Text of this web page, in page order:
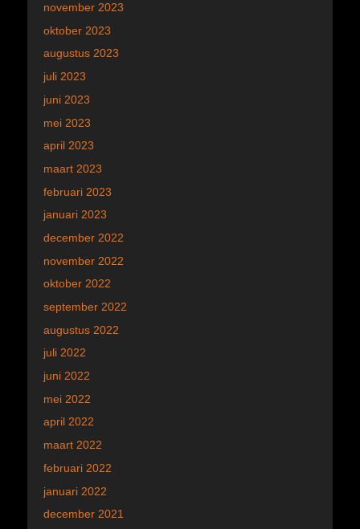
november 2023
oktober 2023
augustus 2023
juli 2023
juni 2023
mei 2023
april 2023
maart 2023
februari 2023
januari 2023
december 2022
november 2022
oktober 2022
september 2022
augustus 2022
juli 2022
juni 2022
mei 2022
april 2022
maart 2022
februari 2022
januari 2022
december 2021